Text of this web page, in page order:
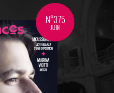
N°375
JUIN